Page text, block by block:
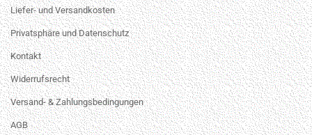
Liefer- und Versandkosten
Privatsphäre und Datenschutz
Kontakt
Widerrufsrecht
Versand- & Zahlungsbedingungen
AGB